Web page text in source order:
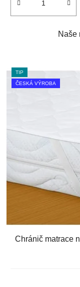
Naše
TIP
ČESKÁ VÝROBA
Chránič matrace